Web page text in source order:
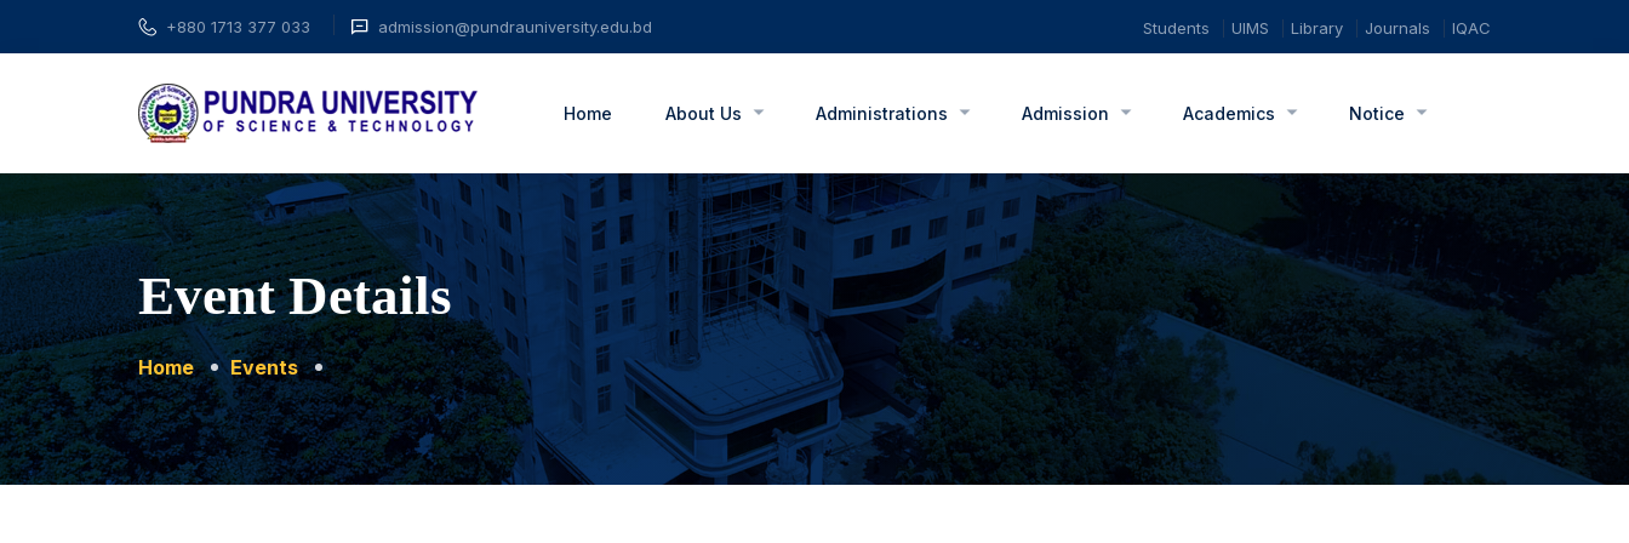
+880 1713 377 033 admission@pundrauniversity.edu.bd Students UIMS Library Journals IQAC
Home About Us Administrations Admission Academics Notice
Event Details
Home Events